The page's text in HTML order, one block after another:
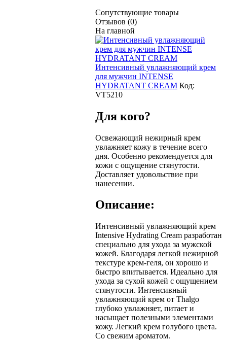
Сопутствующие товары
Отзывов (0)
На главной
Интенсивный увлажняющий крем
для мужчин INTENSE
HYDRATANT CREAM Код:
VT5210
Для кого?
Освежающий нежирный крем
увлажняет кожу в течение всего
дня. Особенно рекомендуется для
кожи с ощущение стянутости.
Доставляет удовольствие при
нанесении.
Описание:
Интенсивный увлажняющий крем
Intensive Hydrating Cream разработан
специально для ухода за мужской
кожей. Благодаря легкой нежирной
текстуре крем-геля, он хорошо и
быстро впитывается. Идеально для
ухода за сухой кожей с ощущением
стянутости. Интенсивный
увлажняющий крем от Thalgo
глубоко увлажняет, питает и
насыщает полезными элементами
кожу. Легкий крем голубого цвета.
Со свежим ароматом.